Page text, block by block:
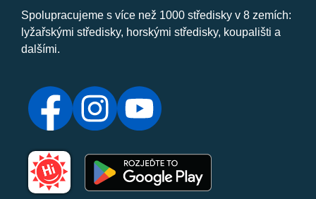
Spolupracujeme s více než 1000 středisky v 8 zemích:
lyžařskými středisky, horskými středisky, koupališti a
dalšími.